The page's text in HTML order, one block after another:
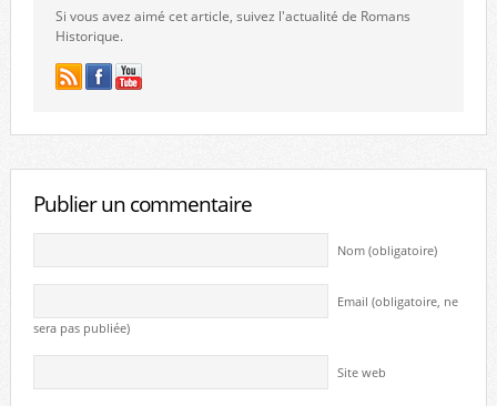
Si vous avez aimé cet article, suivez l'actualité de Romans
Historique.
Publier un commentaire
Nom (obligatoire)
Email (obligatoire, ne
sera pas publiée)
Site web